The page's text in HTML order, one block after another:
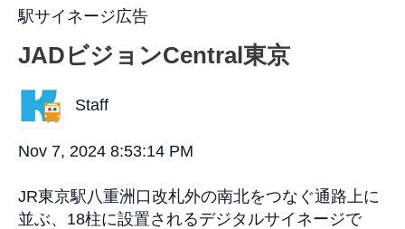
駅サイネージ広告
JADビジョンCentral東京
Staff
Nov 7, 2024 8:53:14 PM
JR東京駅八重洲口改札外の南北をつなぐ通路上に
並ぶ、18柱に設置されるデジタルサイネージで